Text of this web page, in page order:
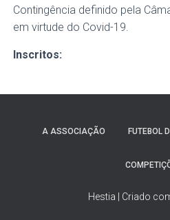
Contingência definido pela
em virtude do Covid-19.
Inscritos:
A ASSOCIAÇÃO FUTEBOL
Hestia | Criado